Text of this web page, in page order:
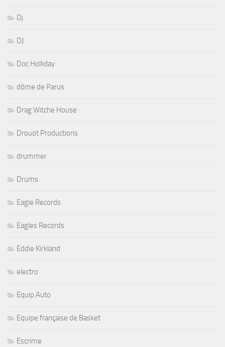
Dj
DJ
Doc Holliday
dôme de Parus
Drag Witche House
Drouot Productions
drummer
Drums
Eagle Records
Eagles Records
Eddie Kirkland
electro
Equip Auto
Equipe française de Basket
Escrime